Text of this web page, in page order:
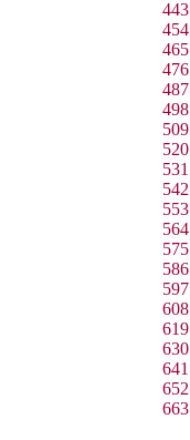
443
454
465
476
487
498
509
520
531
542
553
564
575
586
597
608
619
630
641
652
663